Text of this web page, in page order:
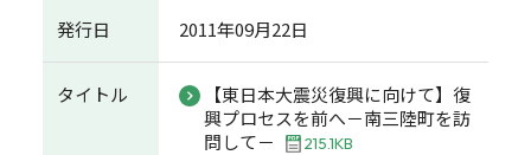
発行日 2011年09月22日
タイトル
【東日本大震災復興に向けて】復
興プロセスを前へ－南三陸町を訪
問して－
215.1KB